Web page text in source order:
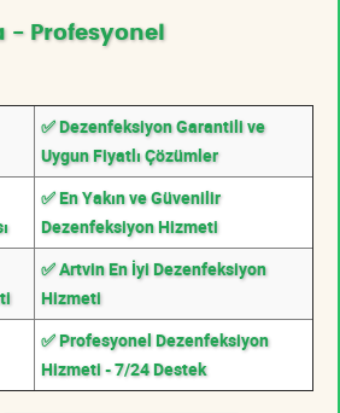
Profesyonel
✅ Dezenfeksiyon Garantili ve
Uygun Fiyatlı Çözümler
✅ En Yakın ve Güvenilir
Dezenfeksiyon Hizmeti
✅ Artvin En İyi Dezenfeksiyon
Hizmeti
✅ Profesyonel Dezenfeksiyon
Hizmeti - 7/24 Destek